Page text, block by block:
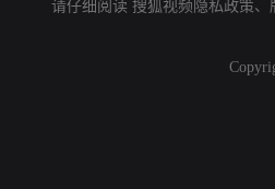
请仔细阅读 搜狐视频隐私政策、